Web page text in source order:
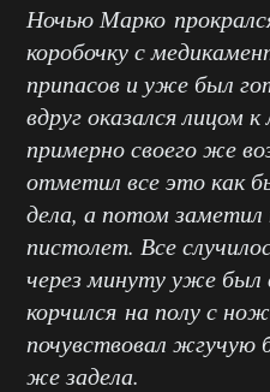
Ночью Марко
коробочку с
припасов и уже был
вдруг оказался лицом
примерно своего же
отметил все это как
дела, а потом заметил
пистолет. Все
через минуту уже был
корчился на полу с
почувствовал жгучую
же задела.